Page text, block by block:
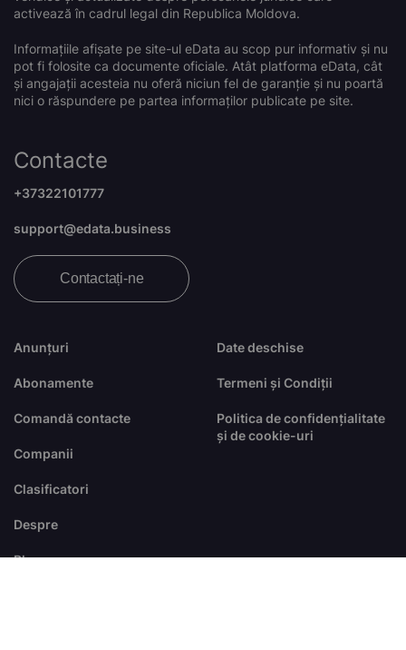
activează în cadrul legal din Republica Moldova.
Informațiile afișate pe site-ul eData au scop pur informativ și nu
pot fi folosite ca documente oficiale. Atât platforma eData, cât
și angajații acesteia nu oferă niciun fel de garanție și nu poartă
nici o răspundere pe partea informaților publicate pe site.
Anunțuri
Abonamente
Comandă contacte
Companii
Clasificatori
Despre
Blog
Date deschise
Termeni și Condiții
Politica de confidențialitate
și de cookie-uri
Contacte
+37322101777
support@edata.business
Contactați-ne